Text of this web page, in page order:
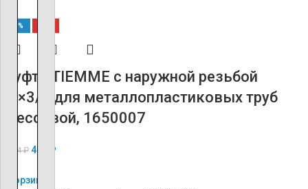
-60%
Муфта TIEMME с наружной резьбой
26×3/4 для металлопластиковых труб
прессовой, 1650007
1 204₽ 482 ₽
В корзину